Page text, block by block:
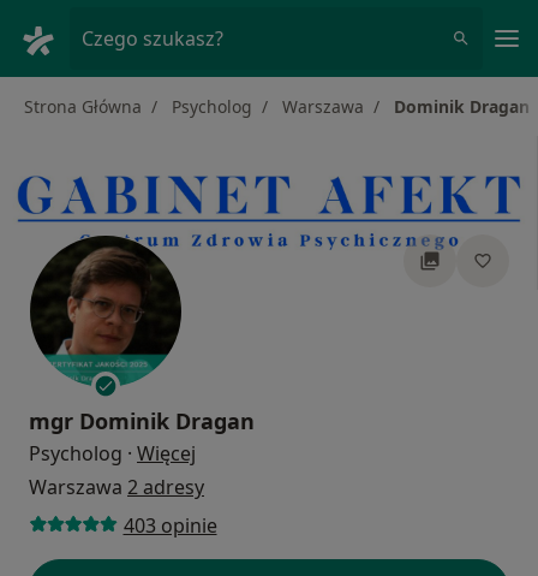
Czego szukasz?
Strona Główna Psycholog Warszawa Dominik Dragan
mgr Dominik Dragan
Psycholog · Więcej
Warszawa 2 adresy
403 opinie